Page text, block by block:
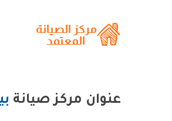
عنوان مركز صيانة